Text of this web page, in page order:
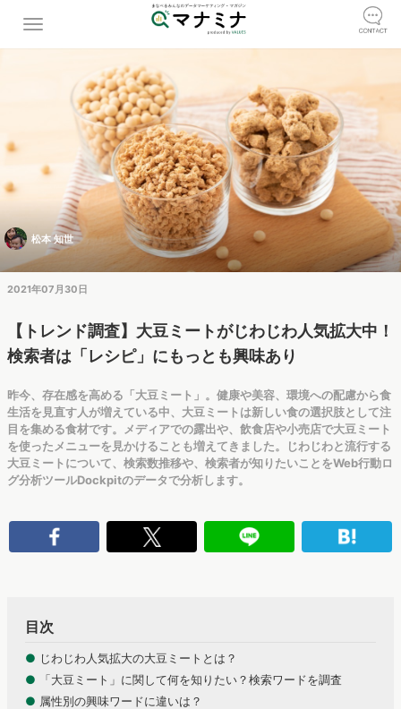
松本 知世
2021年07月30日
【トレンド調査】大豆ミートがじわじわ人気拡大中！
検索者は「レシピ」にもっとも興味あり
昨今、存在感を高める「大豆ミート」。健康や美容、環境への配慮から食
生活を見直す人が増えている中、大豆ミートは新しい食の選択肢として注
目を集める食材です。メディアでの露出や、飲食店や小売店で大豆ミート
を使ったメニューを見かけることも増えてきました。じわじわと流行する
大豆ミートについて、検索数推移や、検索者が知りたいことをWeb行動ロ
グ分析ツールDockpitのデータで分析します。
目次
● じわじわ人気拡大の大豆ミートとは？
● 「大豆ミート」に関して何を知りたい？検索ワードを調査
● 属性別の興味ワードに違いは？